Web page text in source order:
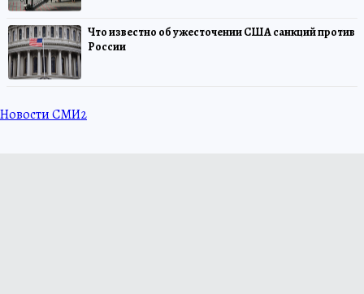
Что известно об ужесточении США санкций против
России
Новости СМИ2